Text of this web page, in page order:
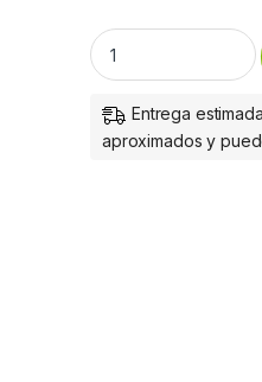
Manhattan Cable
Entrega
aproximados y